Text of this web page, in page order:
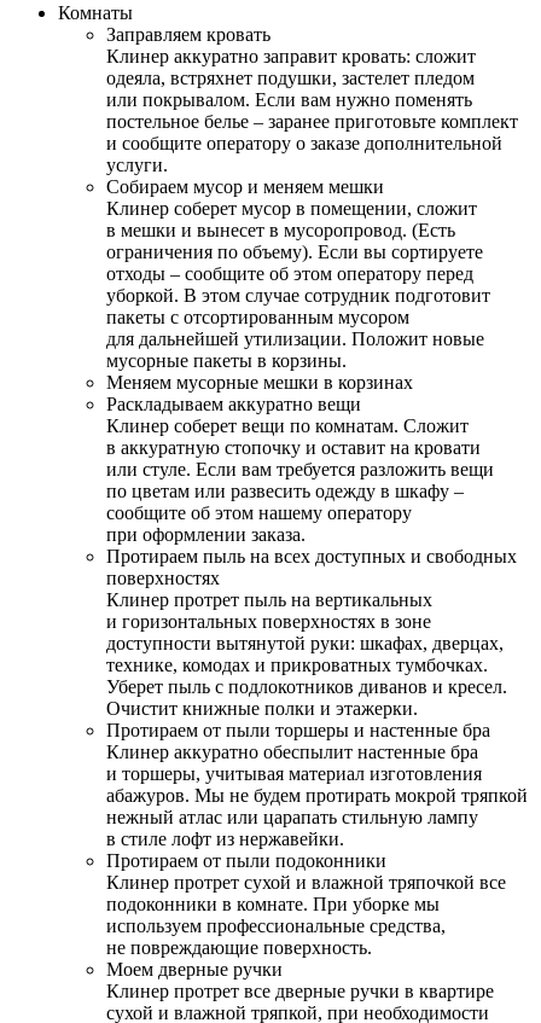
Комнаты
Заправляем кровать
Клинер аккуратно заправит кровать: сложит
одеяла, встряхнет подушки, застелет пледом
или покрывалом. Если вам нужно поменять
постельное белье – заранее приготовьте комплект
и сообщите оператору о заказе дополнительной
услуги.
Собираем мусор и меняем мешки
Клинер соберет мусор в помещении, сложит
в мешки и вынесет в мусоропровод. (Есть
ограничения по объему). Если вы сортируете
отходы – сообщите об этом оператору перед
уборкой. В этом случае сотрудник подготовит
пакеты с отсортированным мусором
для дальнейшей утилизации. Положит новые
мусорные пакеты в корзины.
Меняем мусорные мешки в корзинах
Раскладываем аккуратно вещи
Клинер соберет вещи по комнатам. Сложит
в аккуратную стопочку и оставит на кровати
или стуле. Если вам требуется разложить вещи
по цветам или развесить одежду в шкафу –
сообщите об этом нашему оператору
при оформлении заказа.
Протираем пыль на всех доступных и свободных
поверхностях
Клинер протрет пыль на вертикальных
и горизонтальных поверхностях в зоне
доступности вытянутой руки: шкафах, дверцах,
технике, комодах и прикроватных тумбочках.
Уберет пыль с подлокотников диванов и кресел.
Очистит книжные полки и этажерки.
Протираем от пыли торшеры и настенные бра
Клинер аккуратно обеспылит настенные бра
и торшеры, учитывая материал изготовления
абажуров. Мы не будем протирать мокрой тряпкой
нежный атлас или царапать стильную лампу
в стиле лофт из нержавейки.
Протираем от пыли подоконники
Клинер протрет сухой и влажной тряпочкой все
подоконники в комнате. При уборке мы
используем профессиональные средства,
не повреждающие поверхность.
Моем дверные ручки
Клинер протрет все дверные ручки в квартире
сухой и влажной тряпкой, при необходимости